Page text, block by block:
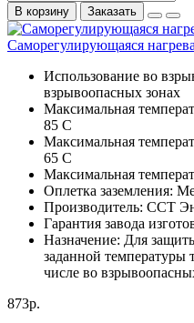
В корзину Заказать
Саморегулирующаяся
Использование во
взрывоопасных зонах
Максимальная
85 С
Максимальная
65 С
Максимальная
Оплетка заземления:
Производитель: ССТ
Гарантия завода
Назначение: Для
заданной температуры
числе во
873р.